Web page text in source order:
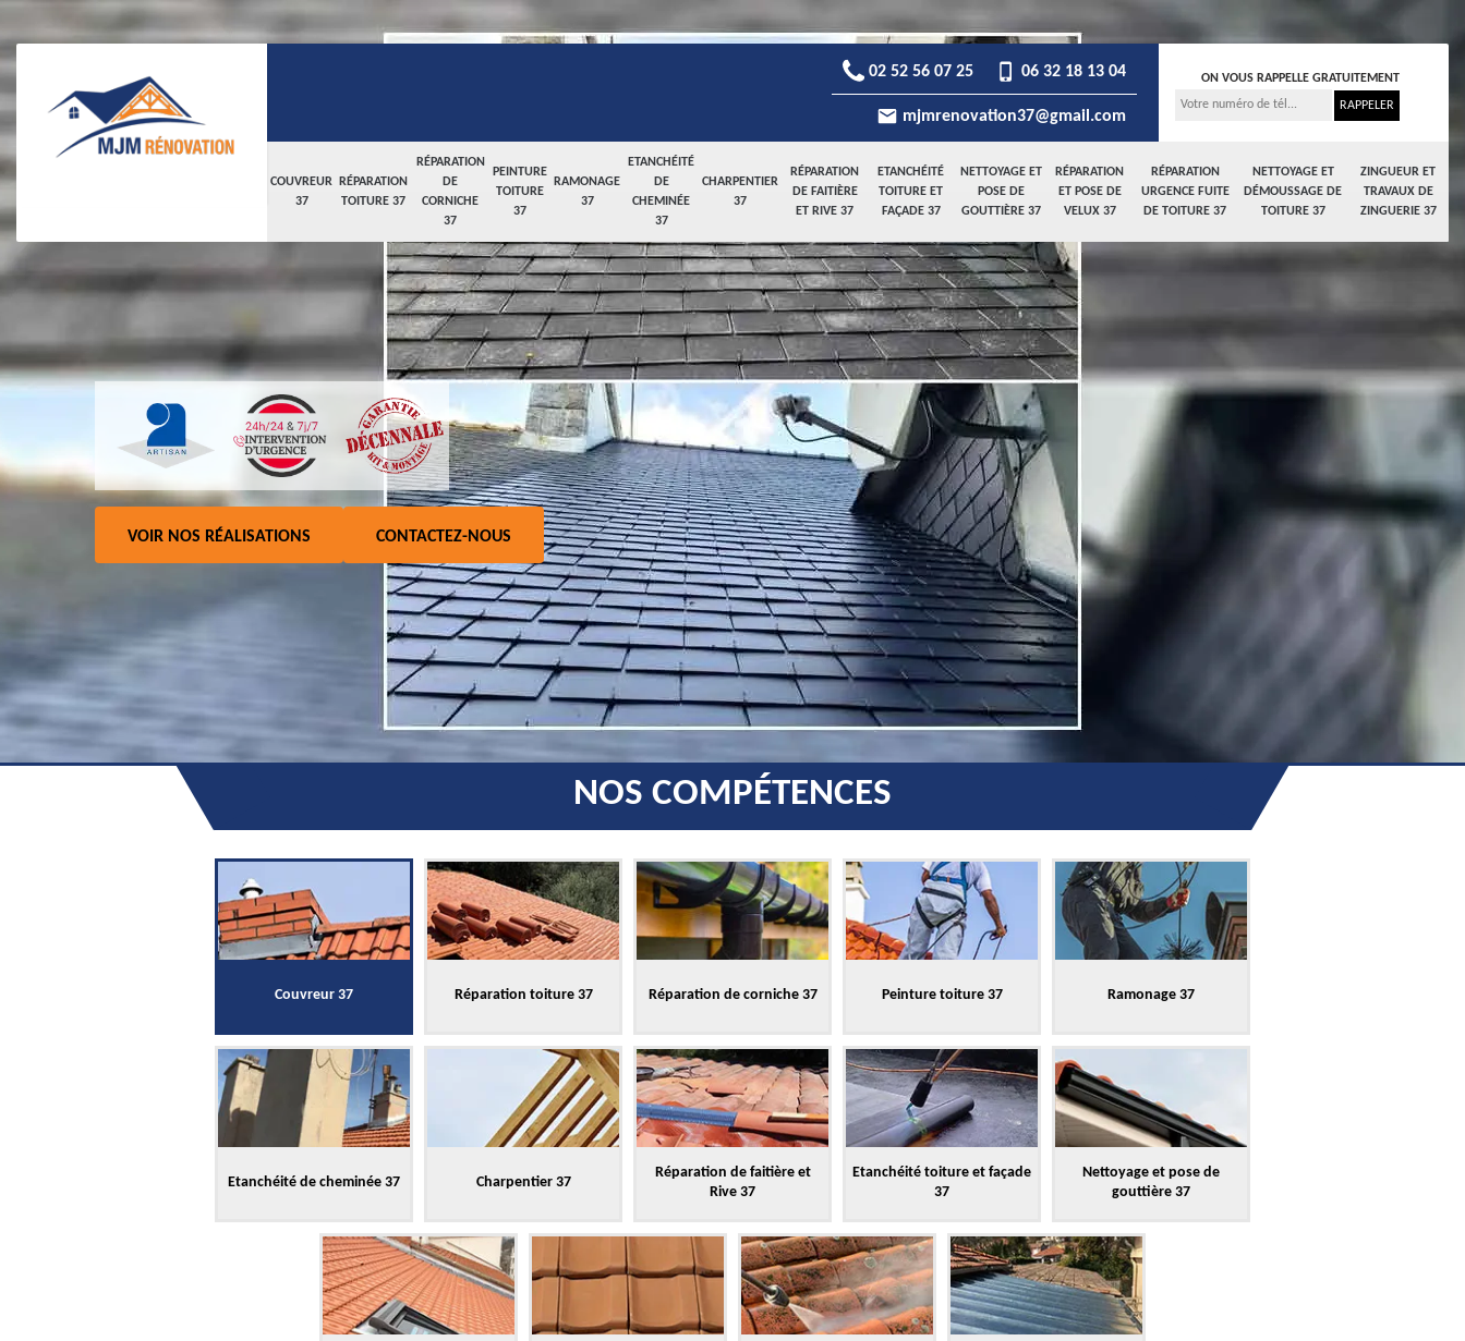
COUVREUR
37
RÉPARATION
TOITURE 37
RÉPARATION
DE
CORNICHE
37
PEINTURE
TOITURE
37
RAMONAGE
37
ETANCHÉITÉ
DE
CHEMINÉE
37
CHARPENTIER
37
RÉPARATION
DE FAITIÈRE
ET RIVE 37
ETANCHÉITÉ
TOITURE ET
FAÇADE 37
NETTOYAGE ET
POSE DE
GOUTTIÈRE 37
RÉPARATION
ET POSE DE
VELUX 37
RÉPARATION
URGENCE FUITE
DE TOITURE 37
NETTOYAGE ET
DÉMOUSSAGE DE
TOITURE 37
ZINGUEUR ET
TRAVAUX DE
ZINGUERIE 37
02 52 56 07 25 06 32 18 13 04
mjmrenovation37@gmail.com
ON VOUS RAPPELLE GRATUITEMENT
VOIR NOS RÉALISATIONS CONTACTEZ-NOUS
NOS COMPÉTENCES
Couvreur 37 Réparation toiture 37 Réparation de corniche 37 Peinture toiture 37 Ramonage 37
Etanchéité de cheminée 37 Charpentier 37
Réparation de faitière et
Rive 37
Etanchéité toiture et façade
37
Nettoyage et pose de
gouttière 37